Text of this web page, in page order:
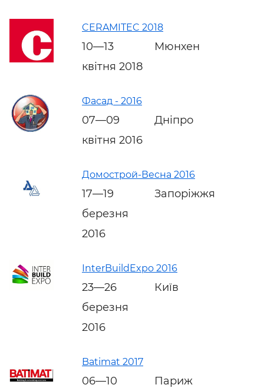
CERAMITEC 2018
10—13
квітня 2018
Мюнхен
Фасад - 2016
07—09
квітня 2016
Дніпро
Домострой-Весна 2016
17—19
березня
2016
Запоріжжя
InterBuildExpo 2016
23—26
березня
2016
Київ
Batimat 2017
06—10
Париж